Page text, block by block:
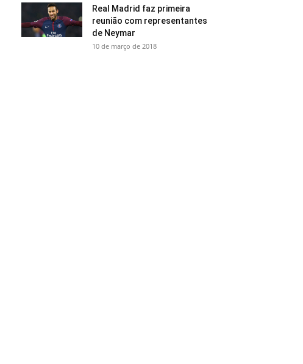
Real Madrid faz primeira
reunião com representantes
de Neymar
10 de março de 2018